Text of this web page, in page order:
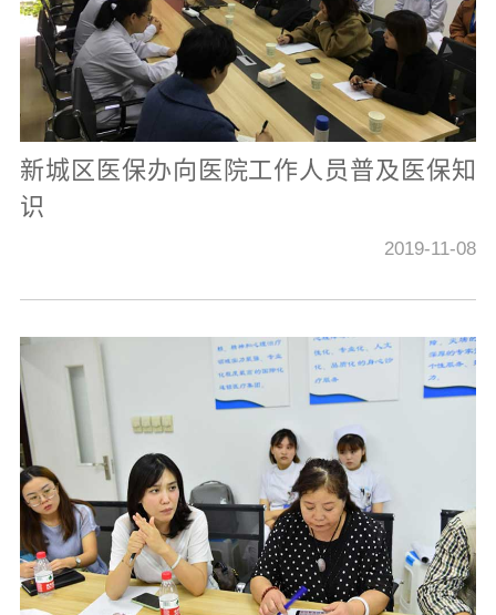
新城区医保办向医院工作人员普及医保知
识
2019-11-08